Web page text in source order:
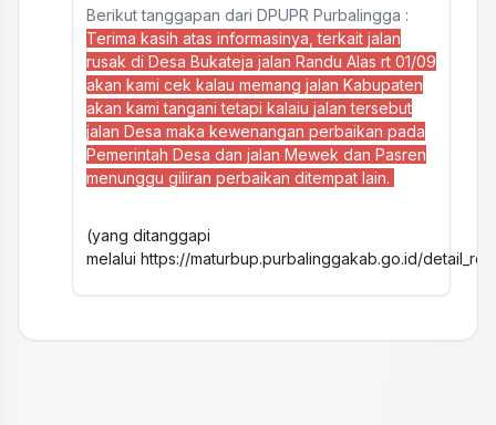
Berikut tanggapan dari DPUPR Purbalingga :
Terima kasih atas informasinya, terkait jalan
rusak di Desa Bukateja jalan Randu Alas rt 01/09
akan kami cek kalau memang jalan Kabupaten
akan kami tangani tetapi kalaiu jalan tersebut
jalan Desa maka kewenangan perbaikan pada
Pemerintah Desa dan jalan Mewek dan Pasren
menunggu giliran perbaikan ditempat lain.
(yang ditanggapi
melalui https://maturbup.purbalinggakab.go.id/